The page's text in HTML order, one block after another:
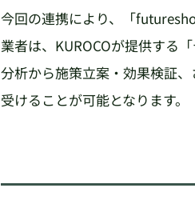
今回の連携により、「
業者は、KUROCOが提供する
分析から施策立案・効果検証
受けることが可能となります。